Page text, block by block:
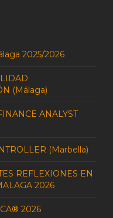
2025/2026
(Málaga)
ANALYST
(Marbella)
REFLEXIONES EN
2026
2026